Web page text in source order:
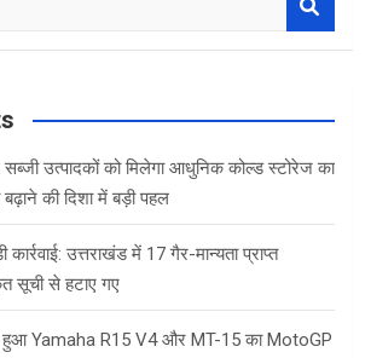
p
p
उत्पादकों को मिलेगा आधुनिक कोल्ड स्टोरेज का
की दिशा में बड़ी पहल
कार्रवाई: उत्तराखंड में 17 गैर-मान्यता प्राप्त
सूची से हटाए गए
हुआ Yamaha R15 V4 और MT-15 का MotoGP